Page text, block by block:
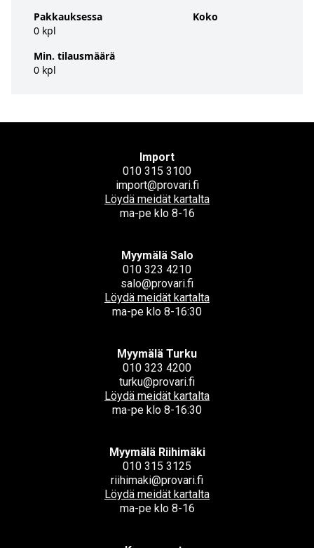
Pakkauksessa
0 kpl
Min. tilausmäärä
0 kpl
Koko
Import
010 315 3100
import@provari.fi
Löydä meidät kartalta
ma-pe klo 8-16
Myymälä Salo
010 323 4210
salo@provari.fi
Löydä meidät kartalta
ma-pe klo 8-16:30
Myymälä Turku
010 323 4200
turku@provari.fi
Löydä meidät kartalta
ma-pe klo 8-16:30
Myymälä Riihimäki
010 315 3125
riihimaki@provari.fi
Löydä meidät kartalta
ma-pe klo 8-16